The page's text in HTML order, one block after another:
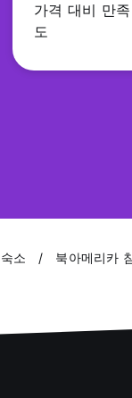
가격 대비 만족
도
소 북아메리카